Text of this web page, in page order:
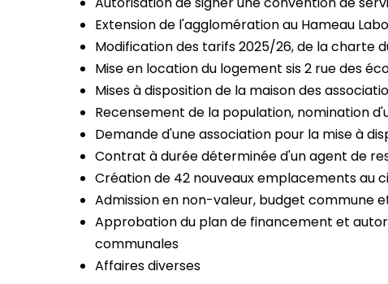
Extension de l'agglomération au Hameau
Modification des tarifs 2025/26, de la charte
Mise en location du logement sis 2 rue des
Mises à disposition de la maison des
Recensement de la population, nomination
Demande d'une association pour la mise à
Contrat à durée déterminée d'un agent de
Création de 42 nouveaux emplacements au
Admission en non-valeur, budget commune
Approbation du plan de financement et
communales
Affaires diverses